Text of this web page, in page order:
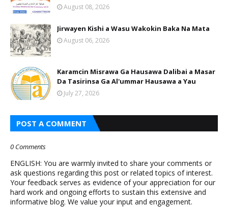
August 08, 2026
Jirwayen Kishi a Wasu Wakokin Baka Na Mata
August 06, 2026
Karamcin Misrawa Ga Hausawa Dalibai a Masar
Da Tasirinsa Ga Al'ummar Hausawa a Yau
July 27, 2026
POST A COMMENT
0 Comments
ENGLISH: You are warmly invited to share your comments or
ask questions regarding this post or related topics of interest.
Your feedback serves as evidence of your appreciation for our
hard work and ongoing efforts to sustain this extensive and
informative blog. We value your input and engagement.